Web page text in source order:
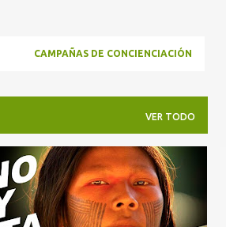
CAMPAÑAS DE CONCIENCIACIÓN
VER TODO